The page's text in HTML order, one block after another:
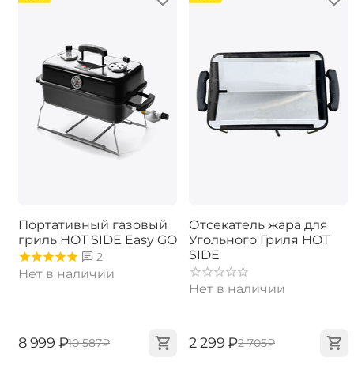
Портативный газовый
гриль ​HOT SIDE Easy GO
2
Нет в наличии
‍8 999‍ ₽‍10 587‍₽
Отсекатель жара для
Угольного Гриля HOT
SIDE
Нет в наличии
‍2 299‍₽‍2 705‍₽